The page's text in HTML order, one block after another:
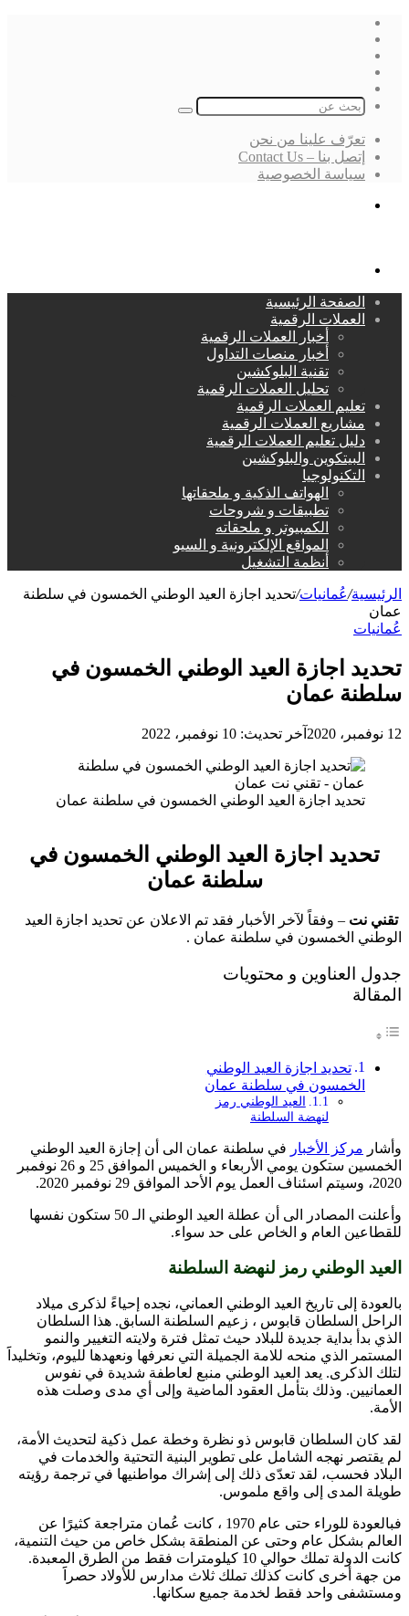
بحث
تعرّف علينا من نحن
إتصل بنا – Contact Us
سياسة الخصوصية
الصفحة الرئيسية
العملات الرقمية
أخبار العملات الرقمية
أخبار منصات التداول
تقنية البلوكشين
تحليل العملات الرقمية
تعليم العملات الرقمية
مشاريع العملات الرقمية
دليل تعليم العملات الرقمية
البيتكوين والبلوكشين
التكنولوجيا
الهواتف الذكية و ملحقاتها
تطبيقات و شروحات
الكمبيوتر و ملحقاته
المواقع الإلكترونية و السيو
أنظمة التشغيل
الرئيسية/عُمانيات/تحديد اجازة العيد الوطني الخمسون في سلطنة
عمان
عُمانيات
تحديد اجازة العيد الوطني الخمسون في
سلطنة عمان
12 نوفمبر، 2020 آخر تحديث: 10 نوفمبر، 2022
تحديد اجازة العيد الوطني الخمسون في سلطنة عمان
تحديد اجازة العيد الوطني الخمسون في
سلطنة عمان
تقني نت – وفقاً لآخر الأخبار فقد تم الاعلان عن تحديد اجازة العيد
الوطني الخمسون في سلطنة عمان .
جدول العناوين و محتويات
المقالة
تحديد اجازة العيد الوطني
الخمسون في سلطنة عمان
العيد الوطني رمز
لنهضة السلطنة
وأشار مركز الأخبار في سلطنة عمان الى أن إجازة العيد الوطني
الخمسين ستكون يومي الأربعاء و الخميس الموافق 25 و 26 نوفمبر
2020، وسيتم اسئناف العمل يوم الأحد الموافق 29 نوفمبر 2020.
وأعلنت المصادر الى أن عطلة العيد الوطني الـ 50 ستكون نفسها
للقطاعين العام و الخاص على حد سواء.
العيد الوطني رمز لنهضة السلطنة
بالعودة إلى تاريخ العيد الوطني العماني، نجده إحياءً لذكرى ميلاد
الراحل السلطان قابوس ، زعيم السلطنة السابق. هذا السلطان
الذي بدأ بداية جديدة للبلاد حيث تمثل فترة ولايته التغيير والنمو
المستمر الذي منحه للامة الجميلة التي نعرفها ونعهدها لليوم، وتخليداََ
لتلك الذكرى. يعد العيد الوطني منبع لعاطفة شديدة في نفوس
العمانيين. وذلك بتأمل العقود الماضية وإلى أي مدى وصلت هذه
الأمة.
لقد كان السلطان قابوس ذو نظرة وخطة عمل ذكية لتحديث الأمة،
لم يقتصر نهجه الشامل على تطوير البنية التحتية والخدمات في
البلاد فحسب، لقد تعدّى ذلك إلى إشراك مواطنيها في ترجمة رؤيته
طويلة المدى إلى واقع ملموس.
فبالعودة للوراء حتى عام 1970 ، كانت عُمان متراجعة كثيرًا عن
العالم بشكل عام وحتى عن المنطقة بشكل خاص من حيث التنمية،
كانت الدولة تملك حوالي 10 كيلومترات فقط من الطرق المعبدة.
من جهة أخرى كانت كذلك تملك ثلاث مدارس للأولاد حصراََ
ومستشفى واحد فقط لخدمة جميع سكانها.